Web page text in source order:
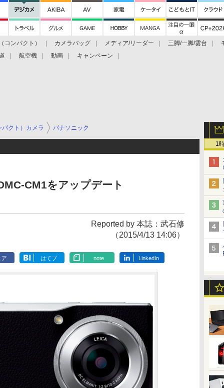
コンパクト） カメラバッグ メディア/リーダー 三脚/一脚/雲台
航空機 動画 キャンペーン
1
クト）カメラ パナソニック
CM1をアップデート
Reported by 本誌：武石修
（2015/4/13 14:06）
ア はてブ note LinkedIn